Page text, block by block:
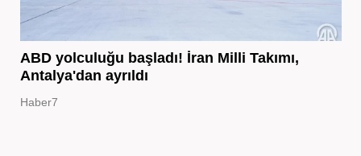
ABD yolculuğu başladı! İran Milli Takımı,
Antalya'dan ayrıldı
Haber7